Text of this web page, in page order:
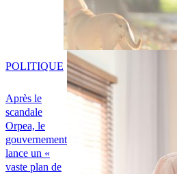
Après le
scandale
Orpea, le
gouvernement
lance un «
vaste plan de
POLITIQUE